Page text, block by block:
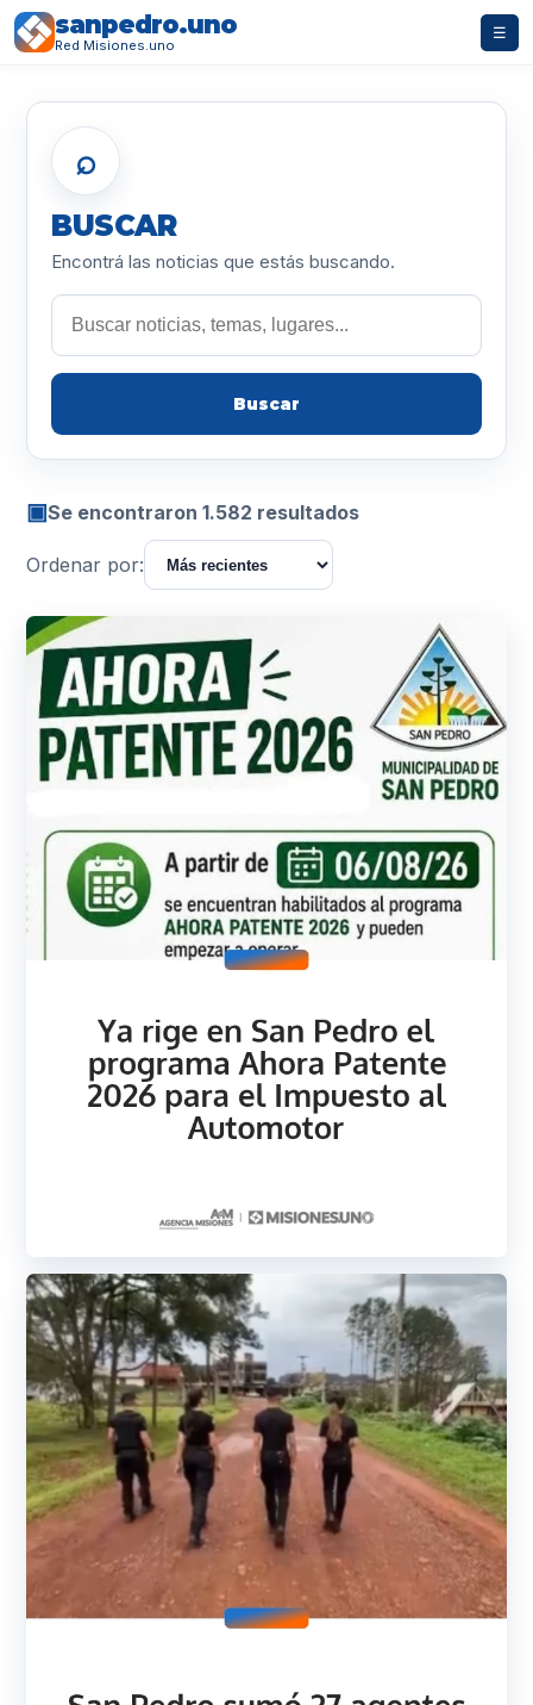
sanpedro.uno
Red Misiones.uno
☰
⌕
BUSCAR
Encontrá las noticias que estás buscando.
Buscar
▣Se encontraron 1.582 resultados
Ordenar por: